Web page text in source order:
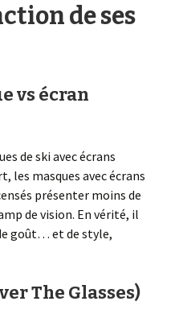
de ses
vs écran
de ski avec écrans
les masques avec écrans
présenter moins de
de vision. En vérité, il
goût… et de style,
The Glasses)